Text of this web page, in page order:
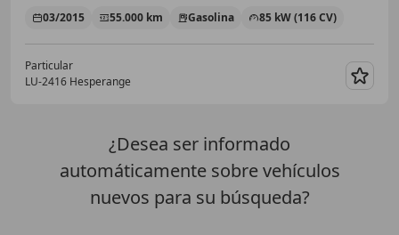
03/2015 55.000 km Gasolina 85 kW (116 CV)
Particular
LU-2416 Hesperange
¿Desea ser informado
automáticamente sobre vehículos
nuevos para su búsqueda?